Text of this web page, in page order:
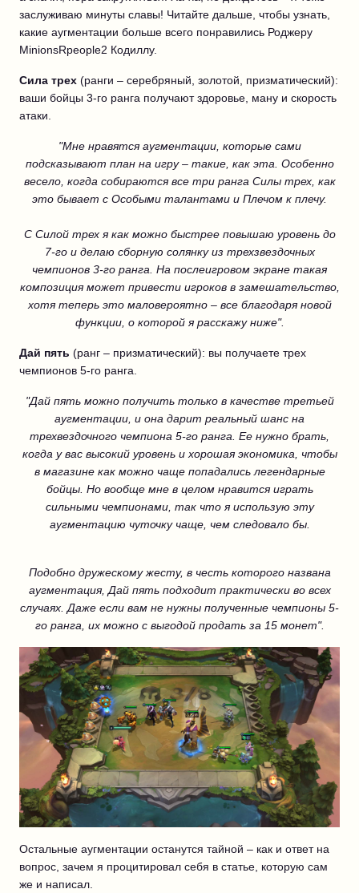
заслуживаю минуты славы! Читайте дальше, чтобы узнать,
какие аугментации больше всего понравились Роджеру
MinionsRpeople2 Кодиллу.
Сила трех (ранги – серебряный, золотой, призматический):
ваши бойцы 3-го ранга получают здоровье, ману и скорость
атаки.
"Мне нравятся аугментации, которые сами
подсказывают план на игру – такие, как эта. Особенно
весело, когда собираются все три ранга Силы трех, как
это бывает с Особыми талантами и Плечом к плечу.
С Силой трех я как можно быстрее повышаю уровень до
7-го и делаю сборную солянку из трехзвездочных
чемпионов 3-го ранга. На послеигровом экране такая
композиция может привести игроков в замешательство,
хотя теперь это маловероятно – все благодаря новой
функции, о которой я расскажу ниже".
Дай пять (ранг – призматический): вы получаете трех
чемпионов 5-го ранга.
"Дай пять можно получить только в качестве третьей
аугментации, и она дарит реальный шанс на
трехвездочного чемпиона 5-го ранга. Ее нужно брать,
когда у вас высокий уровень и хорошая экономика, чтобы
в магазине как можно чаще попадались легендарные
бойцы. Но вообще мне в целом нравится играть
сильными чемпионами, так что я использую эту
аугментацию чуточку чаще, чем следовало бы.
Подобно дружескому жесту, в честь которого названа
аугментация, Дай пять подходит практически во всех
случаях. Даже если вам не нужны полученные чемпионы 5-
го ранга, их можно с выгодой продать за 15 монет".
Остальные аугментации останутся тайной – как и ответ на
вопрос, зачем я процитировал себя в статье, которую сам
же и написал.